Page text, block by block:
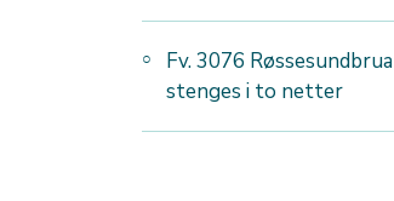
Fv. 3076 Røssesundbrua
stenges i to netter